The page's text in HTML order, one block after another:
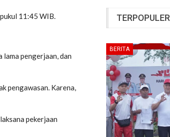
11:45 WIB.
pengerjaan, dan
pengawasan. Karena,
pekerjaan
TERPOPULER
BERITA